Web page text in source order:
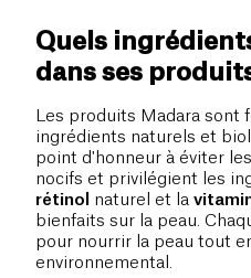
Quels
dans ses
Les produits Madara sont
ingrédients naturels et
point d'honneur à éviter
nocifs et privilégient les
rétinol
naturel et la
bienfaits sur la peau.
pour nourrir la peau tout
environnemental.